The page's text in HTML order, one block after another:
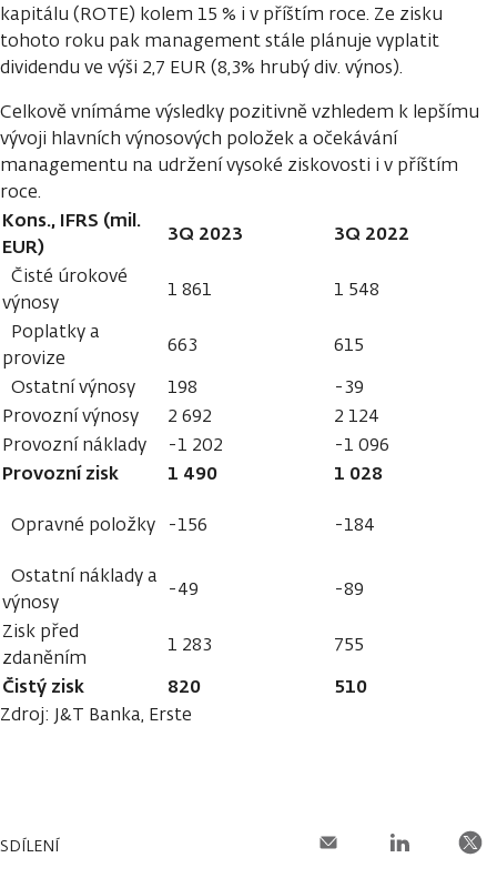
kapitálu (ROTE) kolem 15 % i v příštím roce. Ze zisku
tohoto roku pak management stále plánuje vyplatit
dividendu ve výši 2,7 EUR (8,3% hrubý div. výnos).
Celkově vnímáme výsledky pozitivně vzhledem k lepšímu
vývoji hlavních výnosových položek a očekávání
managementu na udržení vysoké ziskovosti i v příštím
roce.
Kons., IFRS (mil.
EUR)
3Q 2023 3Q 2022
Čisté úrokové
výnosy
1 861
1 548
Poplatky a
provize
663
615
Ostatní výnosy
198
-39
Provozní výnosy
2 692
2 124
Provozní náklady
-1 202 -1 096
Provozní zisk 1 490 1 028
Opravné položky -156 -184
Ostatní náklady a
výnosy
-49
-89
Zisk před
zdaněním
1 283 755
Čistý zisk 820 510
Zdroj: J&T Banka, Erste
SDÍLENÍ